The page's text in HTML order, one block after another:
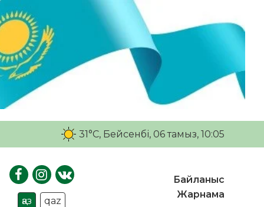
31°C, Бейсенбі, 06 тамыз, 10:05
қаз qaz
Байланыс
Жарнама